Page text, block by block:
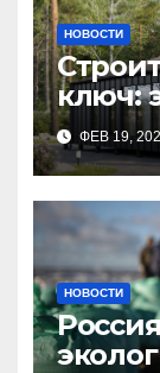
НОВОСТИ
ключ:
ФЕВ 19,
НОВОСТИ